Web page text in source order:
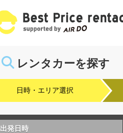
レンタカーを探す
日時・エリア選択
出発日時